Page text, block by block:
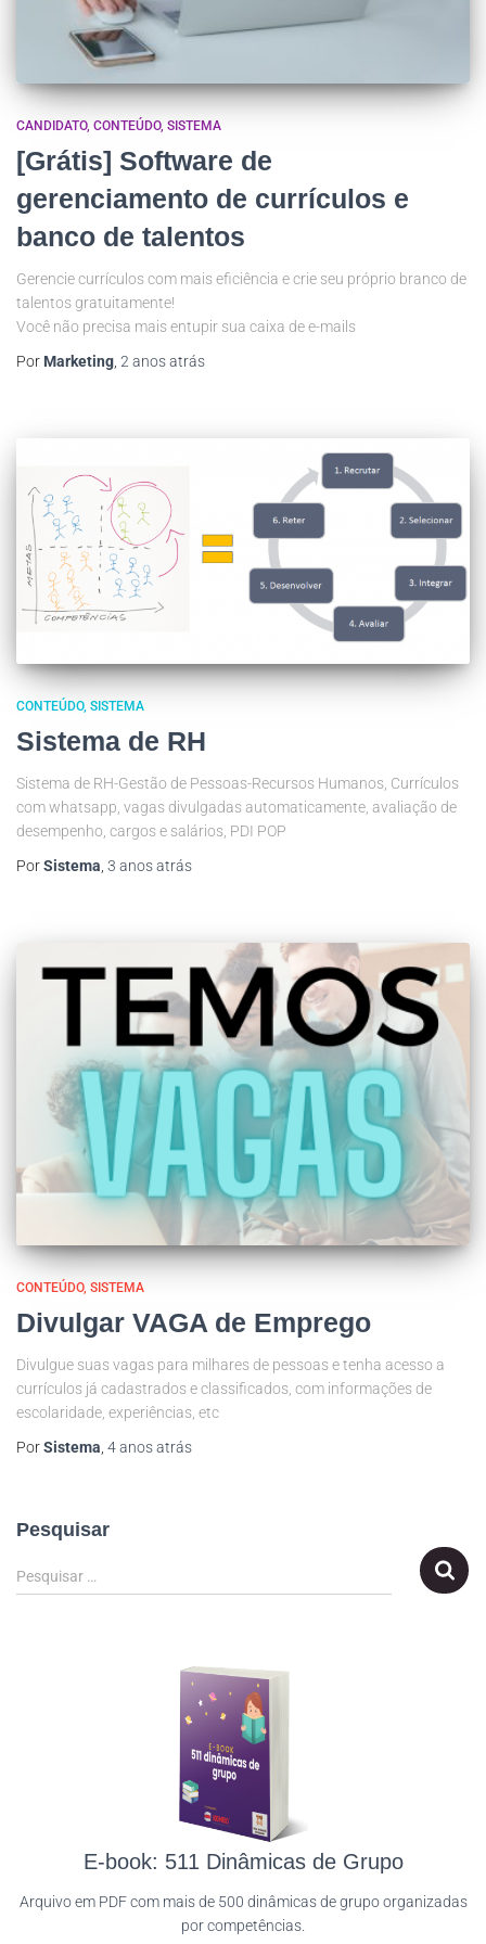
CANDIDATO CONTEÚDO SISTEMA
[Grátis] Software de
gerenciamento de currículos e
banco de talentos
Gerencie currículos com mais eficiência e crie seu próprio branco de
talentos gratuitamente!
Você não precisa mais entupir sua caixa de e-mails
Por Marketing 2 anosatrás
CONTEÚDO SISTEMA
Sistema de RH
Sistema de RH-Gestão de Pessoas-Recursos Humanos, Currículos
com whatsapp, vagas divulgadas automaticamente, avaliação de
desempenho, cargos e salários, PDI POP
PorSistema 3 anosatrás
CONTEÚDO SISTEMA
Divulgar VAGA de Emprego
Divulgue suas vagas para milhares de pessoas e tenha acesso a
currículos já cadastrados e classificados, com informações de
escolaridade, experiências, etc
PorSistema 4 anosatrás
Pesquisar
Pesquisar …
E-book: 511 Dinâmicas de Grupo
Arquivo em PDF com mais de 500 dinâmicas de grupo organizadas
por competências.